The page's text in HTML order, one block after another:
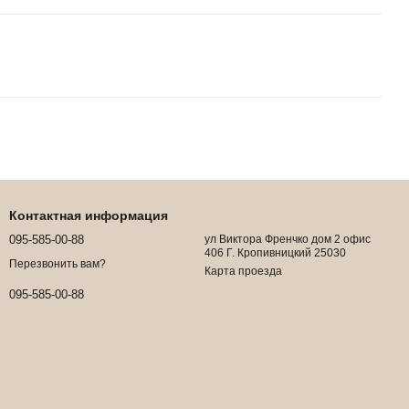
Контактная информация
095-585-00-88
Перезвонить вам?
095-585-00-88
ул Виктора Френчко дом 2 офис
406 Г. Кропивницкий 25030
Карта проезда